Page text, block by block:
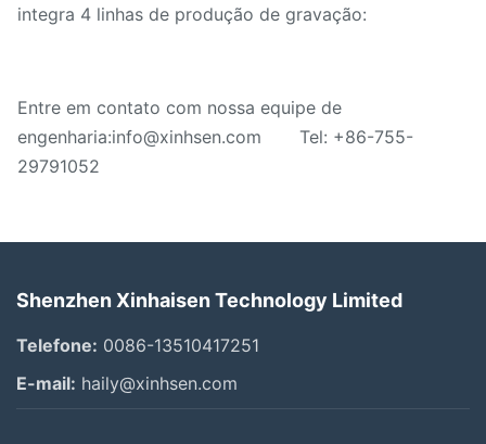
integra 4 linhas de produção de gravação:
Entre em contato com nossa equipe de
engenharia:info@xinhsen.com Tel: +86-755-
29791052
Shenzhen Xinhaisen Technology Limited
Telefone: 0086-13510417251
E-mail: haily@xinhsen.com